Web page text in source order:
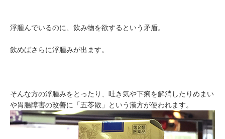
浮腫んでいるのに、飲み物を欲するという矛盾。
飲めばさらに浮腫みが出ます。
そんな方の浮腫みをとったり、吐き気や下痢を解消したりめまい
や胃腸障害の改善に「五苓散」という漢方が使われます。